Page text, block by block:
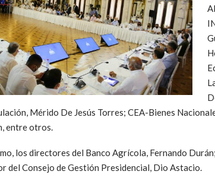
Mérido De Jesús Torres; CEA-Bienes
entre otros.
los directores del Banco Agrícola, Fernando
del Consejo de Gestión Presidencial, Dio Astacio.